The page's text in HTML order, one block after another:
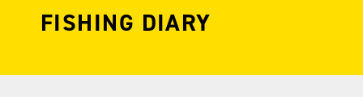
FISHING DIARY